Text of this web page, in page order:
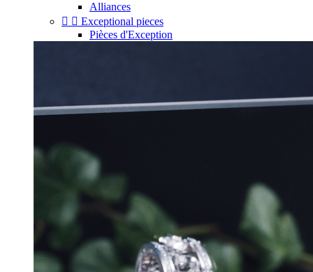
Alliances
  Exceptional pieces
Pièces d'Exception